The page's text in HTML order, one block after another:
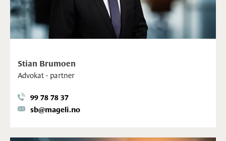
Stian Brumoen
Advokat - partner
99 78 78 37
sb@mageli.no